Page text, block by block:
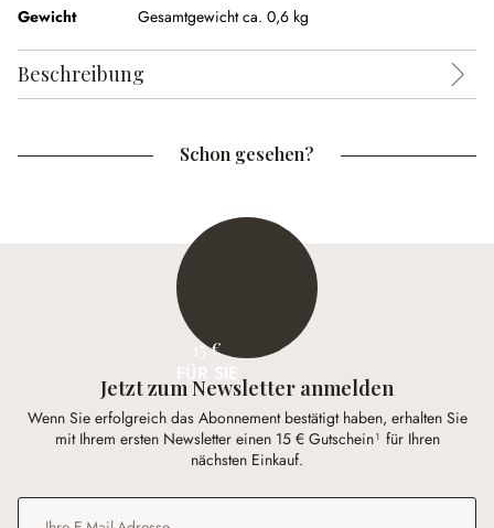
Gewicht
Gesamtgewicht ca. 0,6 kg
Beschreibung
Schon gesehen?
15 €
Jetzt zum Newsletter anmelden
Wenn Sie erfolgreich das Abonnement bestätigt haben, erhalten Sie
mit Ihrem ersten Newsletter einen 15 € Gutschein¹ für Ihren
nächsten Einkauf.
E-Mail-Adresse